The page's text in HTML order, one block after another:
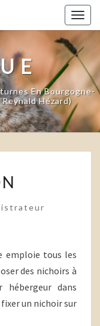
En Bourgogne-
Hézard)
emploie tous les
des nichoirs à
dans
un nichoir sur